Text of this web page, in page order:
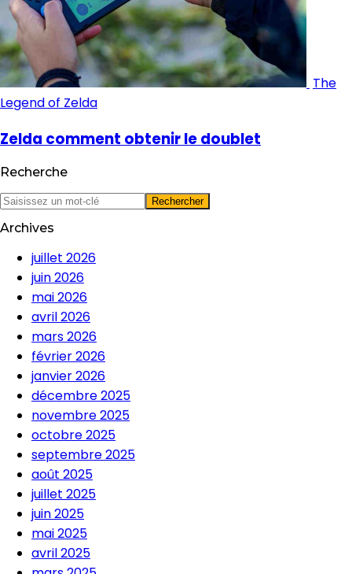
The
Legend of Zelda
Zelda comment obtenir le doublet
Recherche
Archives
juillet 2026
juin 2026
mai 2026
avril 2026
mars 2026
février 2026
janvier 2026
décembre 2025
novembre 2025
octobre 2025
septembre 2025
août 2025
juillet 2025
juin 2025
mai 2025
avril 2025